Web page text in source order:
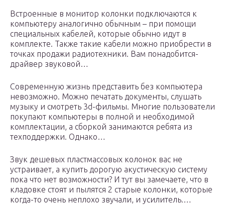
Встроенные в монитор колонки подключаются к
компьютеру аналогично обычным – при помощи
специальных кабелей, которые обычно идут в
комплекте. Также такие кабели можно приобрести в
точках продажи радиотехники. Вам понадобится-
драйвер звуковой…
Современную жизнь представить без компьютера
невозможно. Можно печатать документы, слушать
музыку и смотреть 3d-фильмы. Многие пользователи
покупают компьютеры в полной и необходимой
комплектации, а сборкой занимаются ребята из
техподдержки. Однако…
Звук дешевых пластмассовых колонок вас не
устраивает, а купить дорогую акустическую систему
пока что нет возможности? И тут вы замечаете, что в
кладовке стоят и пылятся 2 старые колонки, которые
когда-то очень неплохо звучали, и усилитель.…